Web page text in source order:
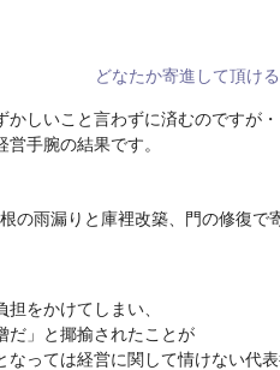
どなたか寄進して頂け
かしいこと言わずに済むのですが
手腕の結果です。
の雨漏りと庫裡改築、門の修復で
をかけてしまい、
だ」と揶揄されたことが
なっては経営に関して情けない代